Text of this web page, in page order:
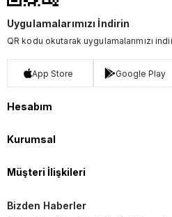
Uygulamalarımızı İndirin
QR kodu okutarak uygulamalarımızı
App Store Google Play
Hesabım
Kurumsal
Müşteri İlişkileri
Bizden Haberler